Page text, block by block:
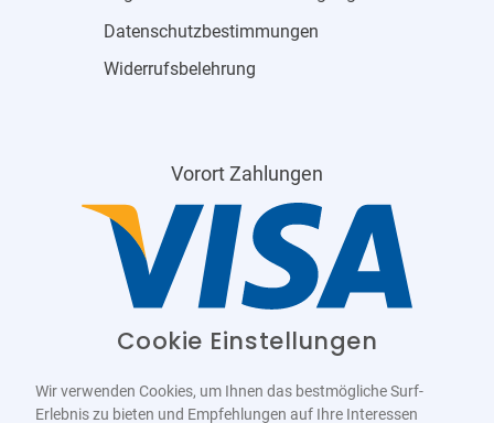
Datenschutzbestimmungen
Widerrufsbelehrung
Vorort Zahlungen
Cookie Einstellungen
Wir verwenden Cookies, um Ihnen das bestmögliche Surf-
Erlebnis zu bieten und Empfehlungen auf Ihre Interessen